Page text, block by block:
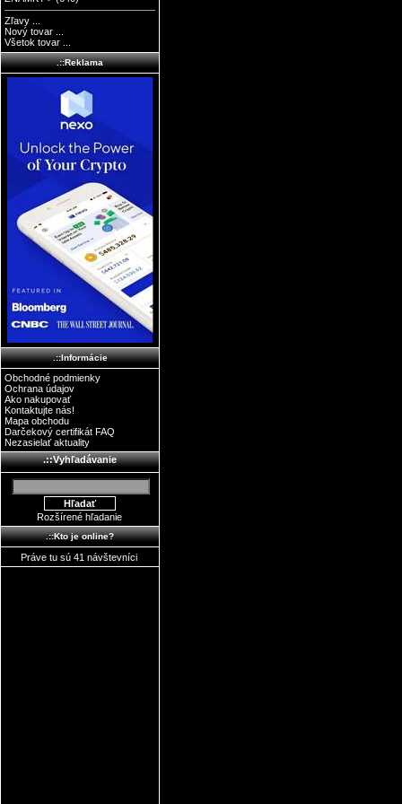
Zľavy ...
Nový tovar ...
Všetok tovar ...
.::Reklama
.::Informácie
Obchodné podmienky
Ochrana údajov
Ako nakupovať
Kontaktujte nás!
Mapa obchodu
Darčekový certifikát FAQ
Nezasielať aktuality
.::Vyhľadávanie
Rozšírené hľadanie
.::Kto je online?
Práve tu sú 41 návštevníci